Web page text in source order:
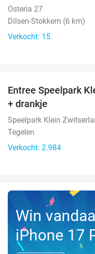
TODAY
Osteria 27
Dilsen-Stokkem (6 km)
Verkocht: 15
Entree Speelpark
+ drankje
Speelpark Klein
Tegelen
Verkocht: 2.984
Win
iPhone 17